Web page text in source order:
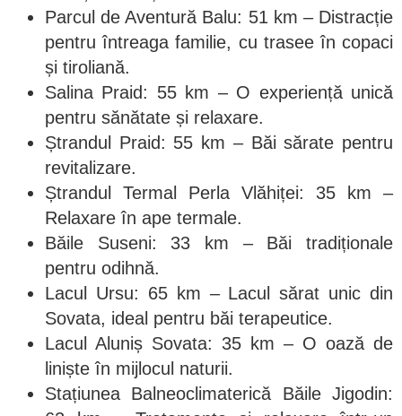
Parcul de Aventură Balu: 51 km – Distracție
pentru întreaga familie, cu trasee în copaci
și tiroliană.
Salina Praid: 55 km – O experiență unică
pentru sănătate și relaxare.
Ștrandul Praid: 55 km – Băi sărate pentru
revitalizare.
Ștrandul Termal Perla Vlăhiței: 35 km –
Relaxare în ape termale.
Băile Suseni: 33 km – Băi tradiționale
pentru odihnă.
Lacul Ursu: 65 km – Lacul sărat unic din
Sovata, ideal pentru băi terapeutice.
Lacul Aluniș Sovata: 35 km – O oază de
liniște în mijlocul naturii.
Stațiunea Balneoclimaterică Băile Jigodin: